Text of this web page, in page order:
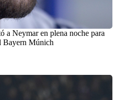
a Neymar en plena noche para
Bayern Múnich